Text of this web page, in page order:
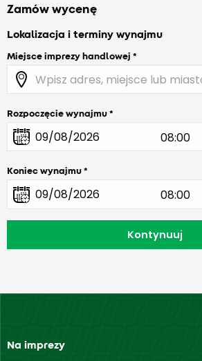
Zamów wycenę
Lokalizacja i terminy wynajmu
Miejsce imprezy handlowej
Rozpoczęcie wynajmu
Koniec wynajmu
Na imprezy